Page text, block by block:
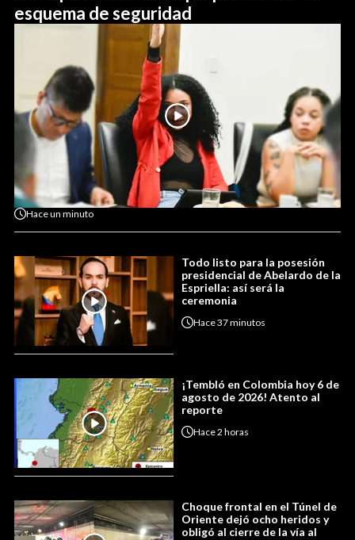
esquema de seguridad
Haceun minuto
Todo listo para la posesión
presidencial de Abelardo de la
Espriella: así será la
ceremonia
Hace37 minutos
¡Tembló en Colombia hoy 6 de
agosto de 2026! Atento al
reporte
Hace2 horas
Choque frontal en el Túnel de
Oriente dejó ocho heridos y
obligó al cierre de la vía al